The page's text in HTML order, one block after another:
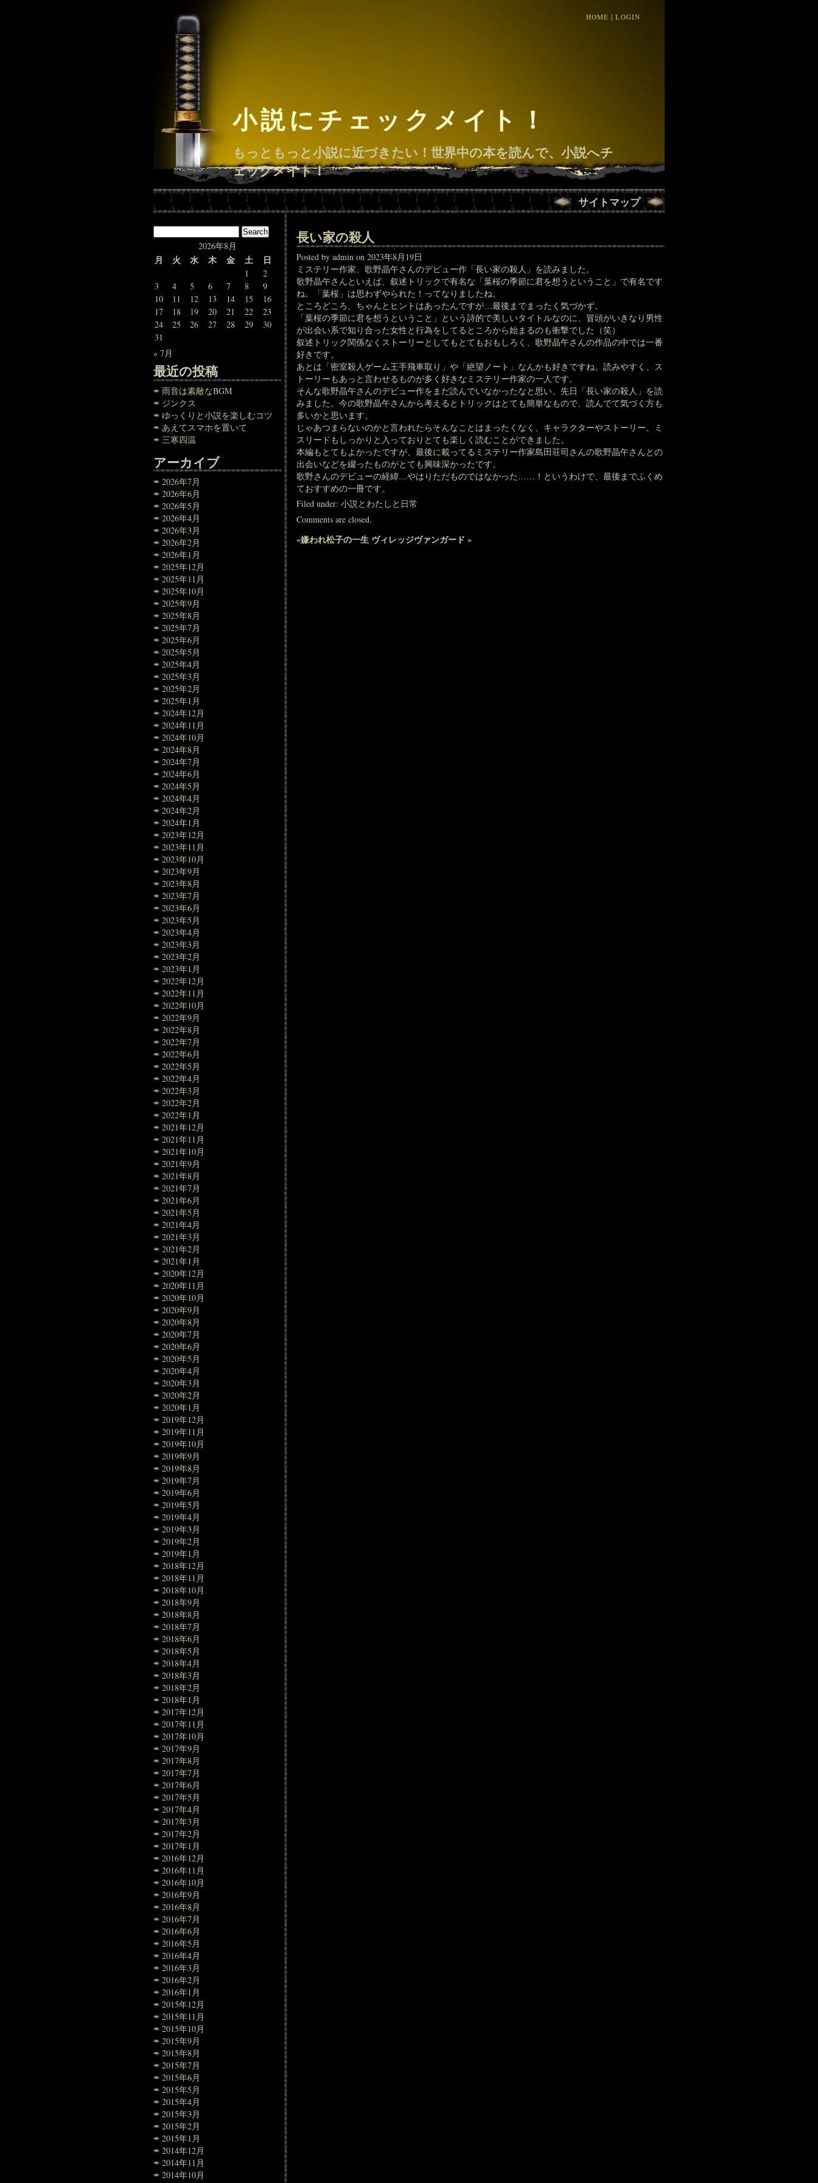
HOME |LOGIN
小説にチェックメイト！
もっともっと小説に近づきたい！世界中の本を読んで、小説へチ
ェックメイト！
サイトマップ
2026年8月
月 火 水 木 金 土 日
1
2
3
4 5 6 7 8
9
10
11 12 13 14 15
16
17
18 19 20 21 22
23
24
25 26 27 28 29
30
31
« 7月
最近の投稿
雨音は素敵なBGM
ジンクス
ゆっくりと小説を楽しむコツ
あえてスマホを置いて
三寒四温
アーカイブ
2026年7月
2026年6月
2026年5月
2026年4月
2026年3月
2026年2月
2026年1月
2025年12月
2025年11月
2025年10月
2025年9月
2025年8月
2025年7月
2025年6月
2025年5月
2025年4月
2025年3月
2025年2月
2025年1月
2024年12月
2024年11月
2024年10月
2024年8月
2024年7月
2024年6月
2024年5月
2024年4月
2024年2月
2024年1月
2023年12月
2023年11月
2023年10月
2023年9月
2023年8月
2023年7月
2023年6月
2023年5月
2023年4月
2023年3月
2023年2月
2023年1月
2022年12月
2022年11月
2022年10月
2022年9月
2022年8月
2022年7月
2022年6月
2022年5月
2022年4月
2022年3月
2022年2月
2022年1月
2021年12月
2021年11月
2021年10月
2021年9月
2021年8月
2021年7月
2021年6月
2021年5月
2021年4月
2021年3月
2021年2月
2021年1月
2020年12月
2020年11月
2020年10月
2020年9月
2020年8月
2020年7月
2020年6月
2020年5月
2020年4月
2020年3月
2020年2月
2020年1月
2019年12月
2019年11月
2019年10月
2019年9月
2019年8月
2019年7月
2019年6月
2019年5月
2019年4月
2019年3月
2019年2月
2019年1月
2018年12月
2018年11月
2018年10月
2018年9月
2018年8月
2018年7月
2018年6月
2018年5月
2018年4月
2018年3月
2018年2月
2018年1月
2017年12月
2017年11月
2017年10月
2017年9月
2017年8月
2017年7月
2017年6月
2017年5月
2017年4月
2017年3月
2017年2月
2017年1月
2016年12月
2016年11月
2016年10月
2016年9月
2016年8月
2016年7月
2016年6月
2016年5月
2016年4月
2016年3月
2016年2月
2016年1月
2015年12月
2015年11月
2015年10月
2015年9月
2015年8月
2015年7月
2015年6月
2015年5月
2015年4月
2015年3月
2015年2月
2015年1月
2014年12月
2014年11月
2014年10月
長い家の殺人
Posted by admin on 2023年8月19日
ミステリー作家、歌野晶午さんのデビュー作「長い家の殺人」を読みました。
歌野晶午さんといえば、叙述トリックで有名な「葉桜の季節に君を想うということ」で有名です
ね。「葉桜」は思わずやられた！ってなりましたね。
ところどころ、ちゃんとヒントはあったんですが…最後までまったく気づかず。
「葉桜の季節に君を想うということ」という詩的で美しいタイトルなのに、冒頭がいきなり男性
が出会い系で知り合った女性と行為をしてるところから始まるのも衝撃でした（笑）
叙述トリック関係なくストーリーとしてもとてもおもしろく、歌野晶午さんの作品の中では一番
好きです。
あとは「密室殺人ゲーム王手飛車取り」や「絶望ノート」なんかも好きですね。読みやすく、ス
トーリーもあっと言わせるものが多く好きなミステリー作家の一人です。
そんな歌野晶午さんのデビュー作をまだ読んでいなかったなと思い、先日「長い家の殺人」を読
みました。今の歌野晶午さんから考えるとトリックはとても簡単なもので、読んでて気づく方も
多いかと思います。
じゃあつまらないのかと言われたらそんなことはまったくなく、キャラクターやストーリー、ミ
スリードもしっかりと入っておりとても楽しく読むことができました。
本編もとてもよかったですが、最後に載ってるミステリー作家島田荘司さんの歌野晶午さんとの
出会いなどを綴ったものがとても興味深かったです。
歌野さんのデビューの経緯…やはりただものではなかった……！というわけで、最後までふくめ
ておすすめの一冊です。
Filed under:小説とわたしと日常
Comments are closed.
«嫌われ松子の一生 ヴィレッジヴァンガード »